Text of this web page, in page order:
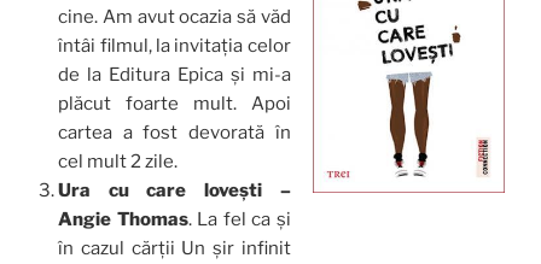
cine. Am avut ocazia să văd
întâi filmul, la invitația celor
de la Editura Epica și mi-a
plăcut foarte mult. Apoi
cartea a fost devorată în
cel mult 2 zile.
Ura cu care lovești –
Angie Thomas. La fel ca și
în cazul cărții Un șir infinit